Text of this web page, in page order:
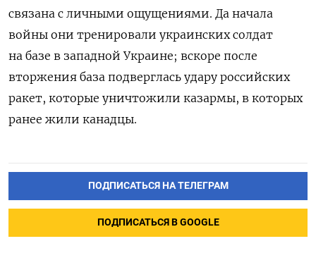
связана с личными ощущениями. Да начала
войны они тренировали украинских солдат
на базе в западной Украине; вскоре после
вторжения база подверглась удару российских
ракет, которые уничтожили казармы, в которых
ранее жили канадцы.
ПОДПИСАТЬСЯ НА ТЕЛЕГРАМ
ПОДПИСАТЬСЯ В GOOGLE